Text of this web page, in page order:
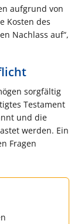
aufgrund von
Kosten des
Nachlass auf“,
sorgfältig
Testament
und die
werden. Ein
Fragen